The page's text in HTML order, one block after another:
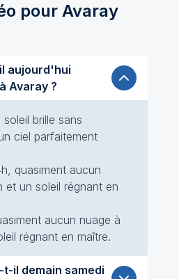
pour Avaray
aujourd'hui
à Avaray ?
brille sans
ciel parfaitement
quasiment aucun
et un soleil régnant en
aucun nuage à
régnant en maître.
samedi